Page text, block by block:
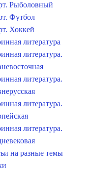
Рыболовный
Футбол
Хоккей
литература
литература.
литература.
литература.
литература.
на разные темы